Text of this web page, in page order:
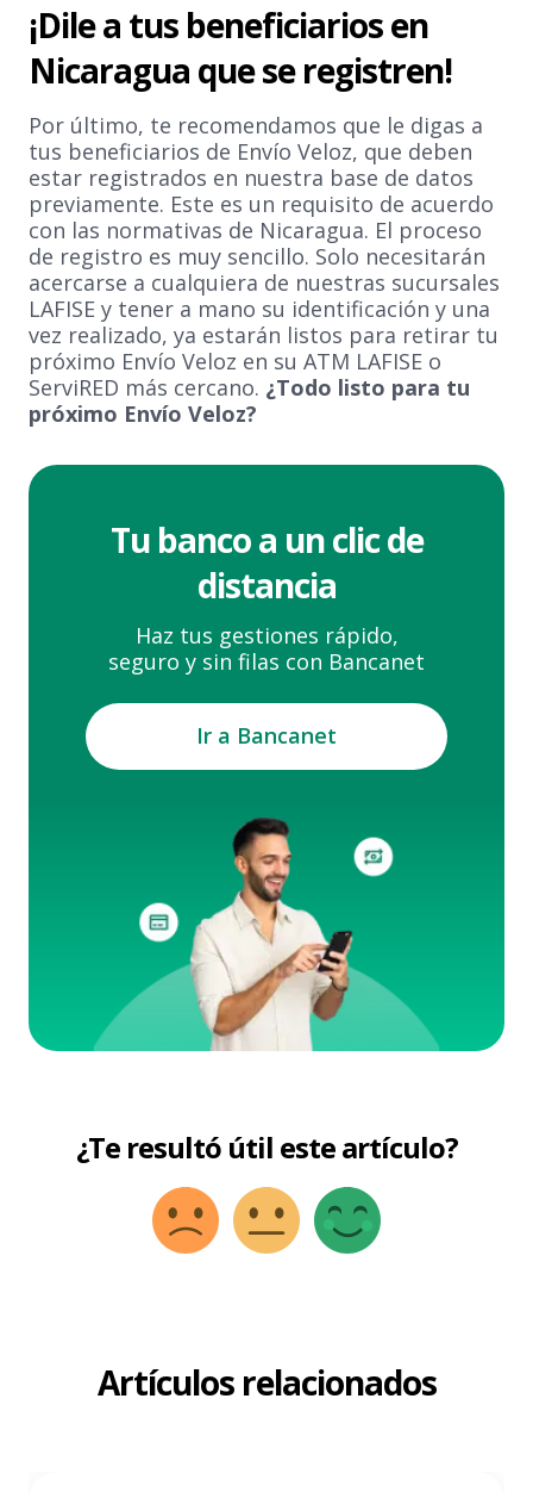
¡Dile a tus beneficiarios en
Nicaragua que se registren!
Por último, te recomendamos que le digas a
tus beneficiarios de Envío Veloz, que deben
estar registrados en nuestra base de datos
previamente. Este es un requisito de acuerdo
con las normativas de Nicaragua. El proceso
de registro es muy sencillo. Solo necesitarán
acercarse a cualquiera de nuestras sucursales
LAFISE y tener a mano su identificación y una
vez realizado, ya estarán listos para retirar tu
próximo Envío Veloz en su ATM LAFISE o
ServiRED más cercano. ¿Todo listo para tu
próximo Envío Veloz?
Tu banco a un clic de
distancia
Haz tus gestiones rápido,
seguro y sin filas con Bancanet
Ir a Bancanet
¿Te resultó útil este artículo?
Artículos relacionados